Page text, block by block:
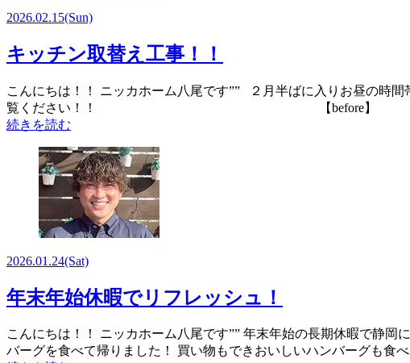
2026.02.15(Sun)
キッチン取替え工事！！
こんにちは！！ ニッカホーム八尾です”” ２月半ばに入りお昼の時
覧ください！！ 【before】
続きを読む
2026.01.24(Sat)
年末年始休暇でリフレッシュ！
こんにちは！！ ニッカホーム八尾です”” 年末年始の長期休暇で静
バーグを食べて帰りました！ 買い物もできおいしいハンバーグも